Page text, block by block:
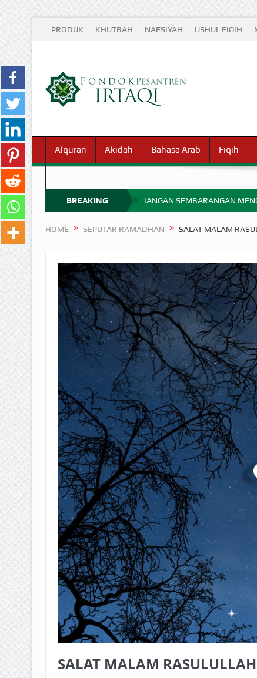
PRODUK KHUTBAH NAFSIYAH USHUL FIQIH
Alquran Akidah Bahasa Arab Fiqih
BREAKING
NEWS
JANGAN SEMBARANGAN
MIMPI YANG DIABAIKAN
BAGAIMANA CARA
ISTIDLAL BATIL VS ISTIDLAL
HUKUM MEMBAYAR ZAKAT
HOME SEPUTAR RAMADHAN